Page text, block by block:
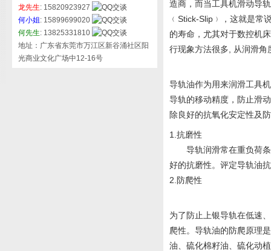
龙先生: 15820923927
何小姐: 15899699020
何先生: 13825331810
地址：广东省东莞市万江区新谷涌社区阳
光商业文化广场中12-16号
造商，而当工具机滑动导
﹙Stick-Slip﹚，这就是常
的寿命，尤其对于数控机
行现象方法很多, 从润滑
导轨油作为用来润滑工具
导轨的移动精度，防止滑
除良好的抗氧化安定性及
1.抗磨性
导轨润滑常在重负荷条
好的抗磨性。评定导轨油
2.防爬性
为了防止上银导轨在低速
爬性。导轨油的防爬原理
油、硫化棉籽油、硫化动